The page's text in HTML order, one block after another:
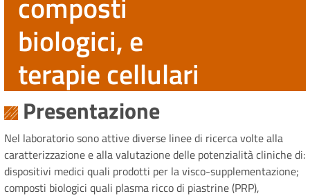
biologici, e
terapie cellulari
Presentazione
Nel laboratorio sono attive diverse linee di ricerca volte alla
caratterizzazione e alla valutazione delle potenzialità cliniche di:
dispositivi medici quali prodotti per la visco-supplementazione;
composti biologici quali plasma ricco di piastrine (PRP),